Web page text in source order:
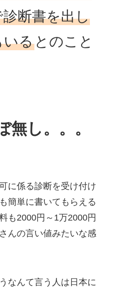
断書を出し
いるとのこと
無し。。。
に係る診断を受け付け
簡単に書いてもらえる
も2000円～1万2000円
んの言い値みたいな感
なんて言う人は日本に